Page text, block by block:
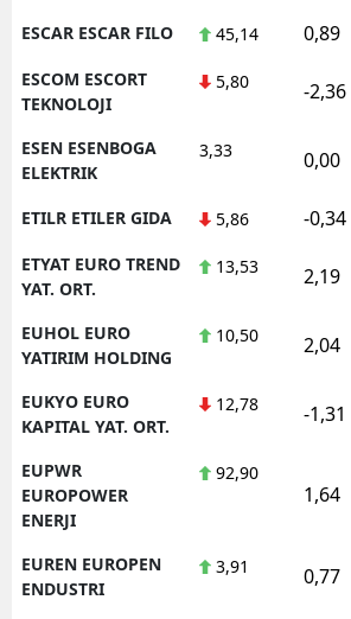
ESCAR ESCAR FILO 45,14 0,89
ESCOM ESCORT
TEKNOLOJI
5,80 -2,36
ESEN ESENBOGA
ELEKTRIK
3,33 0,00
ETILR ETILER GIDA 5,86 -0,34
ETYAT EURO TREND
YAT. ORT.
13,53 2,19
EUHOL EURO
YATIRIM HOLDING
10,50 2,04
EUKYO EURO
KAPITAL YAT. ORT.
12,78 -1,31
EUPWR
EUROPOWER
ENERJI
92,90
1,64
EUREN EUROPEN
ENDUSTRI
3,91 0,77